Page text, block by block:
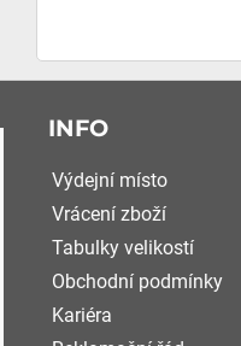
INFO
Výdejní místo
Vrácení zboží
Tabulky velikostí
Obchodní podmínky
Kariéra